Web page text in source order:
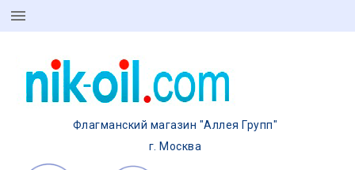
Флагманский магазин "Аллея Групп"
г. Москва